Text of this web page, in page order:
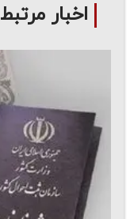
اخبار مرتبط